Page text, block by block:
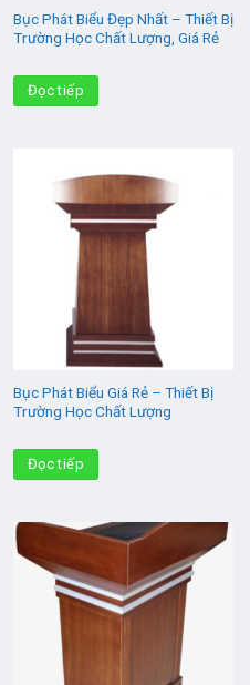
Bục Phát Biểu Đẹp Nhất – Thiết Bị
Trường Học Chất Lượng, Giá Rẻ
Đọc tiếp
Bục Phát Biểu Giá Rẻ – Thiết Bị
Trường Học Chất Lượng
Đọc tiếp